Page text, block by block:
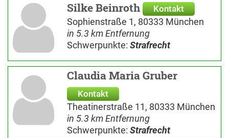
Silke Beinroth Kontakt
Sophienstraße 1, 80333 München
in 5.3 km Entfernung
Schwerpunkte: Strafrecht
Claudia Maria Gruber
Kontakt
Theatinerstraße 11, 80333 München
in 5.3 km Entfernung
Schwerpunkte: Strafrecht